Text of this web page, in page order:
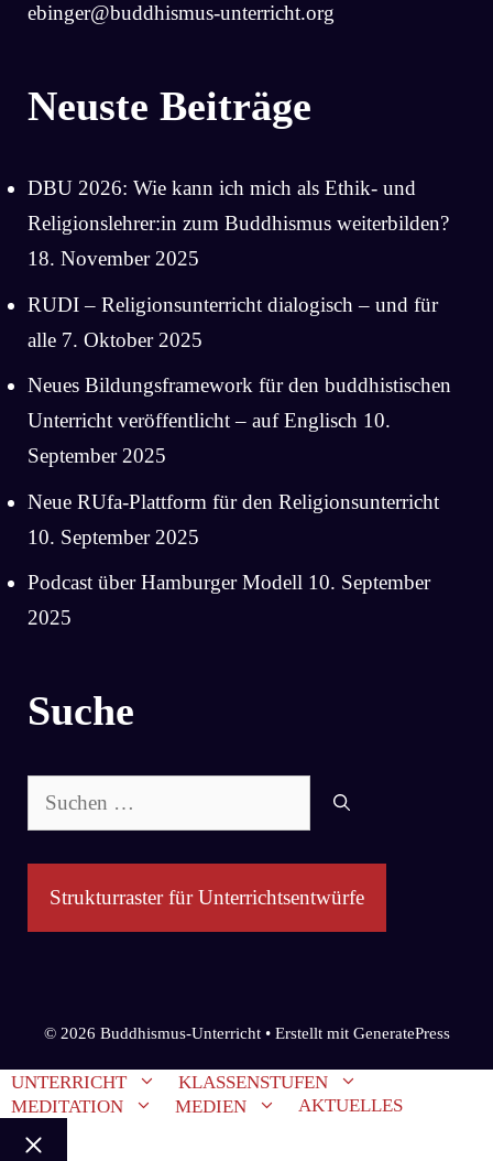
ebinger@buddhismus-unterricht.org
Neuste Beiträge
DBU 2026: Wie kann ich mich als Ethik- und
Religionslehrer:in zum Buddhismus weiterbilden?
18. November 2025
RUDI – Religionsunterricht dialogisch – und für
alle 7. Oktober 2025
Neues Bildungsframework für den buddhistischen
Unterricht veröffentlicht – auf Englisch 10.
September 2025
Neue RUfa-Plattform für den Religionsunterricht
10. September 2025
Podcast über Hamburger Modell 10. September
2025
Suche
Suchen
nach:
Strukturraster für Unterrichtsentwürfe
© 2026 Buddhismus-Unterricht• Erstellt mit GeneratePress
UNTERRICHT
KLASSENSTUFEN
MEDITATION
MEDIEN AKTUELLES